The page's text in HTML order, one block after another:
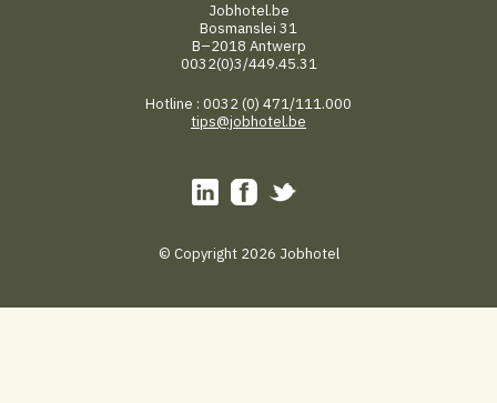
Jobhotel.be
Bosmanslei 31
B–2018 Antwerp
0032(0)3/449.45.31
Hotline : 0032 (0) 471/111.000
tips@jobhotel.be
© Copyright 2026 Jobhotel